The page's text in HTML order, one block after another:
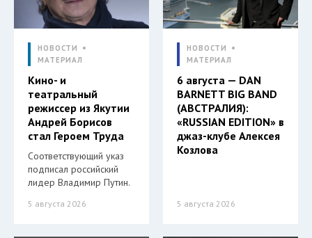
НОВОСТИ
МАТЕРИАЛ
Кино- и
театральный
режиссер из Якутии
Андрей Борисов
стал Героем Труда
Соответствующий указ
подписал российский
лидер Владимир Путин.
5 августа 2026
НОВОСТИ
МАТЕРИАЛ
6 августа — DAN
BARNETT BIG BAND
(АВСТРАЛИЯ):
«RUSSIAN EDITION» в
джаз-клубе Алексея
Козлова
5 августа 2026